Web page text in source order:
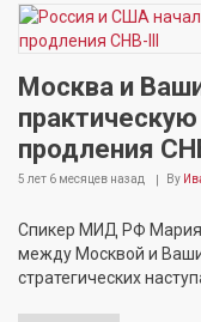
Москва и
продления
5 лет 6 месяцев назад By
Спикер МИД РФ Мария
между Москвой и
стратегических